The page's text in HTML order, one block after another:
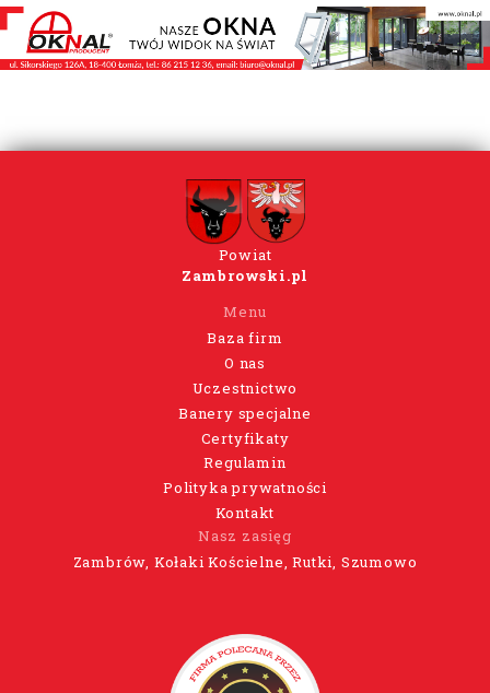
Powiat
Zambrowski.pl
Menu
Baza firm
O nas
Uczestnictwo
Banery specjalne
Certyfikaty
Regulamin
Polityka prywatności
Kontakt
Nasz zasięg
Zambrów, Kołaki Kościelne, Rutki, Szumowo